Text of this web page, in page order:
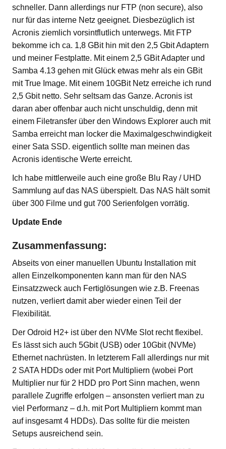
schneller. Dann allerdings nur FTP (non secure), also
nur für das interne Netz geeignet. Diesbezüglich ist
Acronis ziemlich vorsintflutlich unterwegs. Mit FTP
bekomme ich ca. 1,8 GBit hin mit den 2,5 Gbit Adaptern
und meiner Festplatte. Mit einem 2,5 GBit Adapter und
Samba 4.13 gehen mit Glück etwas mehr als ein GBit
mit True Image. Mit einem 10GBit Netz erreiche ich rund
2,5 Gbit netto. Sehr seltsam das Ganze. Acronis ist
daran aber offenbar auch nicht unschuldig, denn mit
einem Filetransfer über den Windows Explorer auch mit
Samba erreicht man locker die Maximalgeschwindigkeit
einer Sata SSD. eigentlich sollte man meinen das
Acronis identische Werte erreicht.
Ich habe mittlerweile auch eine große Blu Ray / UHD
Sammlung auf das NAS überspielt. Das NAS hält somit
über 300 Filme und gut 700 Serienfolgen vorrätig.
Update Ende
Zusammenfassung:
Abseits von einer manuellen Ubuntu Installation mit
allen Einzelkomponenten kann man für den NAS
Einsatzzweck auch Fertiglösungen wie z.B. Freenas
nutzen, verliert damit aber wieder einen Teil der
Flexibilität.
Der Odroid H2+ ist über den NVMe Slot recht flexibel.
Es lässt sich auch 5Gbit (USB) oder 10Gbit (NVMe)
Ethernet nachrüsten. In letzterem Fall allerdings nur mit
2 SATA HDDs oder mit Port Multipliern (wobei Port
Multiplier nur für 2 HDD pro Port Sinn machen, wenn
parallele Zugriffe erfolgen – ansonsten verliert man zu
viel Performanz – d.h. mit Port Multipliern kommt man
auf insgesamt 4 HDDs). Das sollte für die meisten
Setups ausreichend sein.